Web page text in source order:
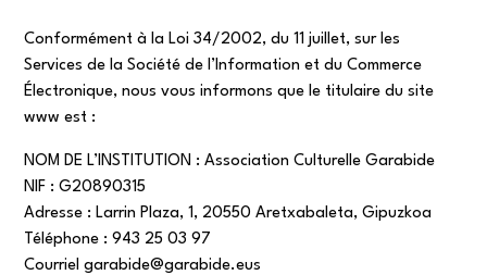
Conformément à la Loi 34/2002, du 11 juillet, sur les
Services de la Société de l’Information et du Commerce
Électronique, nous vous informons que le titulaire du site
www est :
NOM DE L’INSTITUTION : Association Culturelle Garabide
NIF : G20890315
Adresse : Larrin Plaza, 1, 20550 Aretxabaleta, Gipuzkoa
Téléphone : 943 25 03 97
Courriel garabide@garabide.eus